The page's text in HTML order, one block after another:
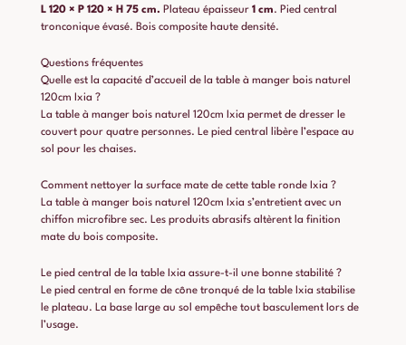
L 120 × P 120 × H 75 cm. Plateau épaisseur 1 cm. Pied central
tronconique évasé. Bois composite haute densité.
Questions fréquentes
Quelle est la capacité d’accueil de la table à manger bois naturel
120cm Ixia ?
La table à manger bois naturel 120cm Ixia permet de dresser le
couvert pour quatre personnes. Le pied central libère l’espace au
sol pour les chaises.
Comment nettoyer la surface mate de cette table ronde Ixia ?
La table à manger bois naturel 120cm Ixia s’entretient avec un
chiffon microfibre sec. Les produits abrasifs altèrent la finition
mate du bois composite.
Le pied central de la table Ixia assure-t-il une bonne stabilité ?
Le pied central en forme de cône tronqué de la table Ixia stabilise
le plateau. La base large au sol empêche tout basculement lors de
l’usage.